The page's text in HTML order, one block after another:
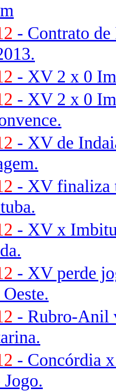
- Contrato
- XV 2 x 0
- XV 2 x 0
- XV de
- XV finaliza
- XV x
- XV perde
- Rubro-Anil
- Concórdia